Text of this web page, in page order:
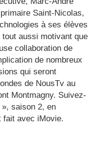
Saint-Nicolas,
à ses élèves
aussi motivant que
collaboration de
de nombreux
qui seront
de NousTv au
Montmagny. Suivez-
saison 2, en
fait avec iMovie.